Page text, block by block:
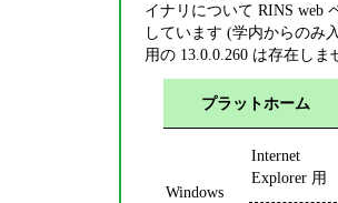
イナリについて RINS web
しています (学内からのみ
用の 13.0.0.260 は存在しま
プラットホーム
Windows
Internet
Explorer 用